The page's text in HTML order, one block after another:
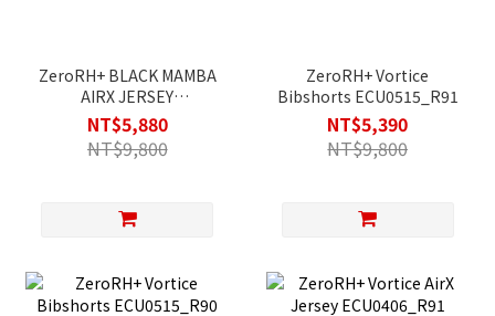
ZeroRH+ BLACK MAMBA
AIRX JERSEY
ECU0695_90H
NT$5,880
NT$9,800
ZeroRH+ Vortice
Bibshorts ECU0515_R91
NT$5,390
NT$9,800